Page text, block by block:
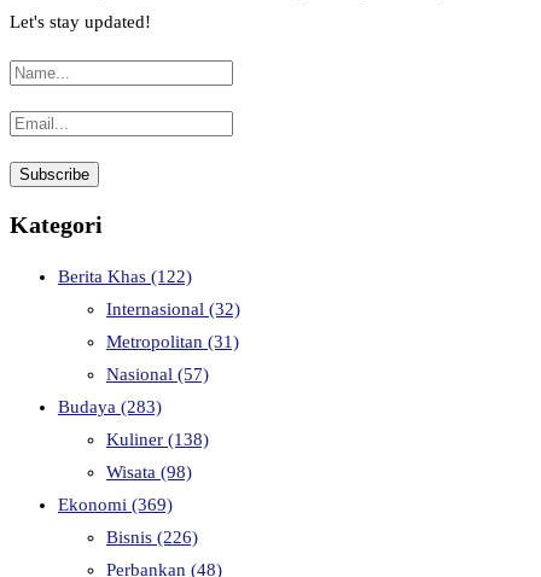
Let's stay updated!
Kategori
Berita Khas (122)
Internasional (32)
Metropolitan (31)
Nasional (57)
Budaya (283)
Kuliner (138)
Wisata (98)
Ekonomi (369)
Bisnis (226)
Perbankan (48)